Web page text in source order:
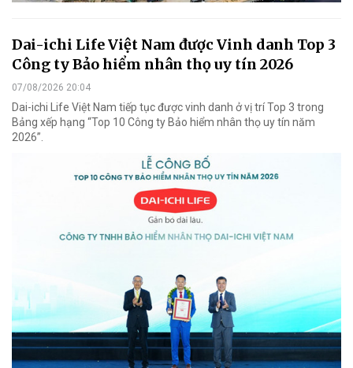
Dai-ichi Life Việt Nam được Vinh danh Top 3
Công ty Bảo hiểm nhân thọ uy tín 2026
07/08/2026 20:04
Dai-ichi Life Việt Nam tiếp tục được vinh danh ở vị trí Top 3 trong
Bảng xếp hạng “Top 10 Công ty Bảo hiểm nhân thọ uy tín năm
2026”.